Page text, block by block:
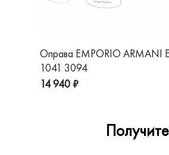
Оправа EMPORIO ARMANI
1041 3094
14 940 ₽